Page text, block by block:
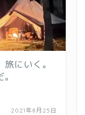
にいく。
2021年8月25日